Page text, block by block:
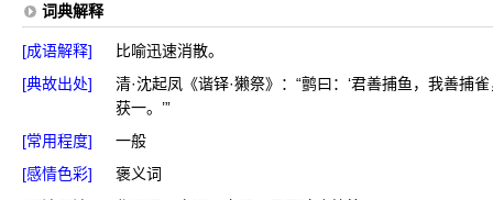
词典解释
[成语解释]
比喻迅速消散。
[典故出处]
清·沈起凤《谐铎·獭祭》：“鹯曰：‘君善捕鱼，我善捕
获一。’”
[常用程度]
一般
[感情色彩]
褒义词